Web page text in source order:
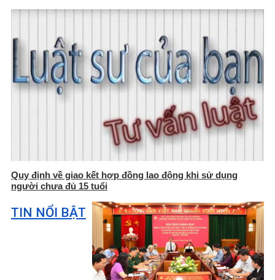
Quy định về giao kết hợp đồng lao động khi sử dụng
người chưa đủ 15 tuổi
TIN NỔI BẬT